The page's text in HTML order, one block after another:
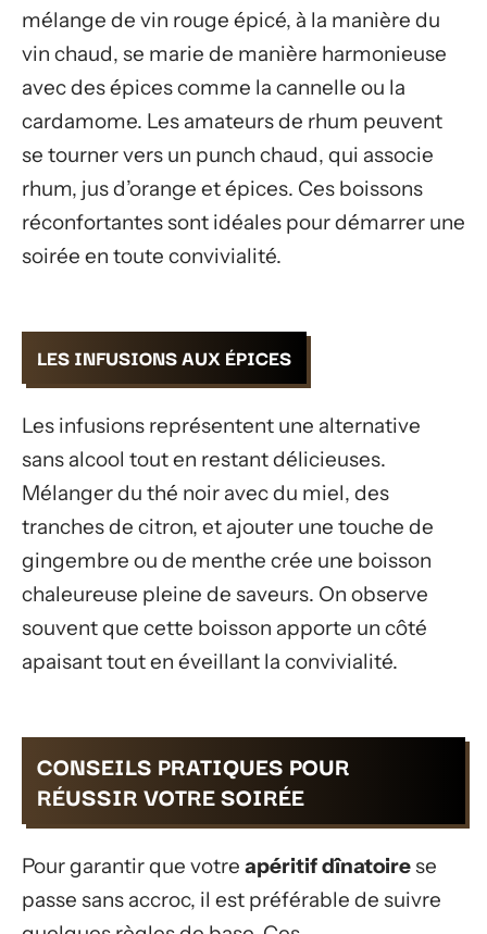
mélange de vin rouge épicé, à la manière du
vin chaud, se marie de manière harmonieuse
avec des épices comme la cannelle ou la
cardamome. Les amateurs de rhum peuvent
se tourner vers un punch chaud, qui associe
rhum, jus d’orange et épices. Ces boissons
réconfortantes sont idéales pour démarrer une
soirée en toute convivialité.
LES INFUSIONS AUX ÉPICES
Les infusions représentent une alternative
sans alcool tout en restant délicieuses.
Mélanger du thé noir avec du miel, des
tranches de citron, et ajouter une touche de
gingembre ou de menthe crée une boisson
chaleureuse pleine de saveurs. On observe
souvent que cette boisson apporte un côté
apaisant tout en éveillant la convivialité.
CONSEILS PRATIQUES POUR
RÉUSSIR VOTRE SOIRÉE
Pour garantir que votre apéritif dînatoirese
passe sans accroc, il est préférable de suivre